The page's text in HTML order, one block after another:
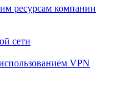
ресурсам компании
сети
VPN